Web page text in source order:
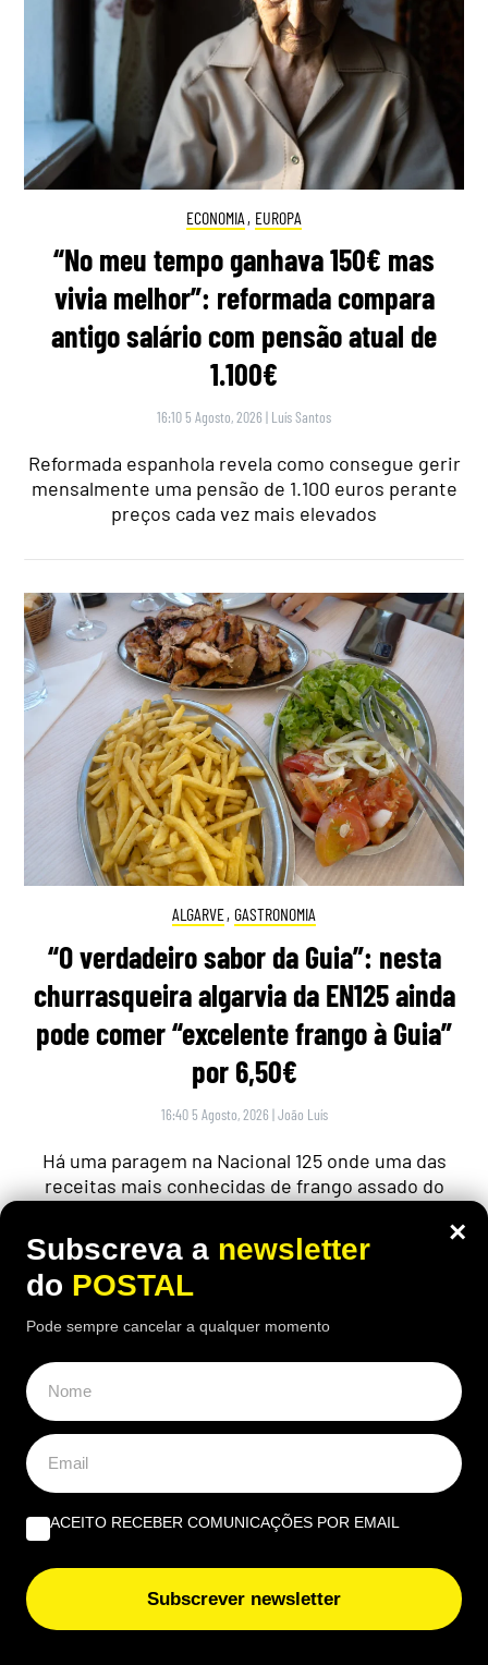
ECONOMIA , EUROPA
“No meu tempo ganhava 150€ mas
vivia melhor”: reformada compara
antigo salário com pensão atual de
1.100€
16:10 5 Agosto, 2026 | Luís Santos
Reformada espanhola revela como consegue gerir
mensalmente uma pensão de 1.100 euros perante
preços cada vez mais elevados
ALGARVE, GASTRONOMIA
“O verdadeiro sabor da Guia”: nesta
churrasqueira algarvia da EN125 ainda
pode comer “excelente frango à Guia”
por 6,50€
16:40 5 Agosto, 2026 |João Luís
Há uma paragem na Nacional 125 onde uma das
receitas mais conhecidas de frango assado do
ECONOMIA,EUROPA
×
Subscreva a newsletter
do POSTAL
Pode sempre cancelar a qualquer momento
ACEITO RECEBER COMUNICAÇÕES POR EMAIL
Subscrever newsletter